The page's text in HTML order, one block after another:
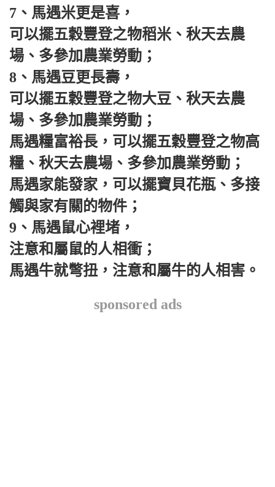
7、馬遇米更是喜，
可以擺五穀豐登之物稻米、秋天去農
場、多參加農業勞動；
8、馬遇豆更長壽，
可以擺五穀豐登之物大豆、秋天去農
場、多參加農業勞動；
馬遇糧富裕長，可以擺五穀豐登之物高
糧、秋天去農場、多參加農業勞動；
馬遇家能發家，可以擺寶貝花瓶、多接
觸與家有關的物件；
9、馬遇鼠心裡堵，
注意和屬鼠的人相衝；
馬遇牛就彆扭，注意和屬牛的人相害。
sponsored ads